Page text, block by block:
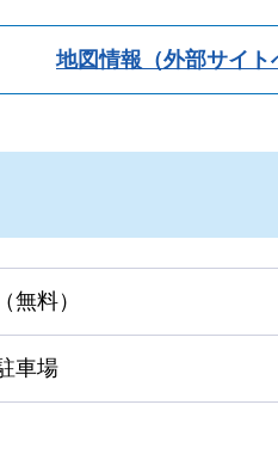
地図情報（外部サイト
無料）
車場